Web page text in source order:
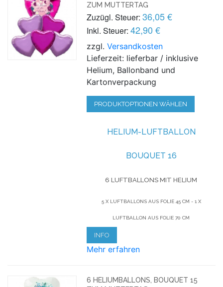
ZUM MUTTERTAG
Zuzügl. Steuer: 36,05 €
Inkl. Steuer: 42,90 €
zzgl.Versandkosten
Lieferzeit: lieferbar / inklusive
Helium, Ballonband und
Kartonverpackung
PRODUKTOPTIONEN WÄHLEN
HELIUM-LUFTBALLON
BOUQUET 16
6 LUFTBALLONS MIT HELIUM
5 X LUFTBALLONS AUS FOLIE 45 CM - 1 X
LUFTBALLON AUS FOLIE 70 CM
INFO
Mehr erfahren
6 HELIUMBALLONS, BOUQUET 15